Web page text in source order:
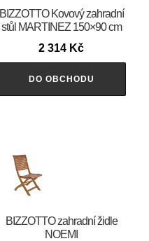
BIZZOTTO Kovový zahradní
stůl MARTINEZ 150×90 cm
2 314 Kč
DO OBCHODU
BIZZOTTO zahradní židle
NOEMI